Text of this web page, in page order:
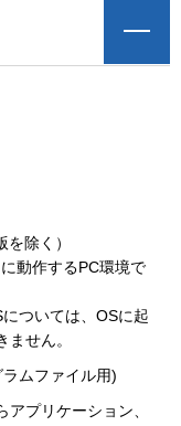
除く）
動作するPC環境で
ついては、OSに起
せん。
ムファイル用)
プリケーション、